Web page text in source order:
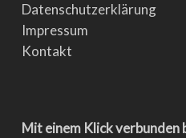
Datenschutzerklärung
Impressum
Kontakt
Mit einem Klick verbunden